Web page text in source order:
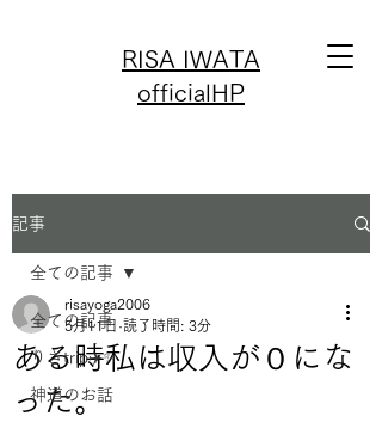
RISA IWATA
officialHP
記事
全ての記事
りさtrip✈️✨
神道のお話
全ての記事
ある時私は収入が０にな
った。
risayoga2006
5月11日 読了時間: 3分